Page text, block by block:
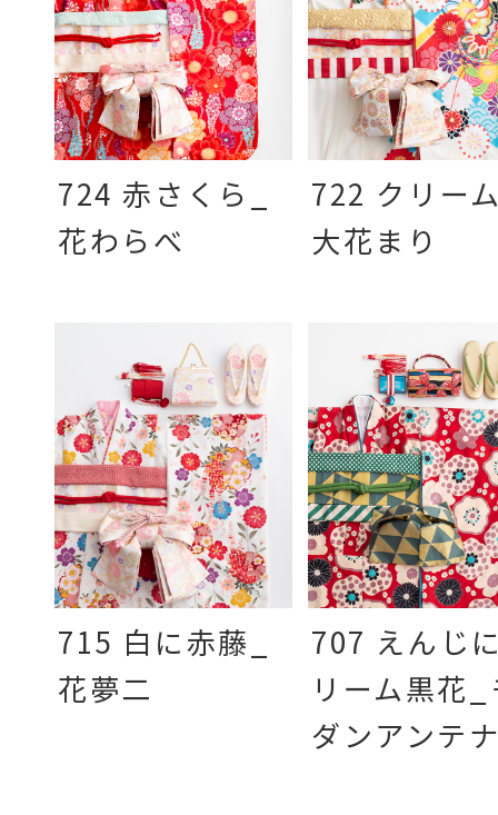
724 赤さくら_
花わらべ
722 クリー
大花まり
715 白に赤藤_
花夢二
707 えんじ
リーム黒花
ダンアンテ